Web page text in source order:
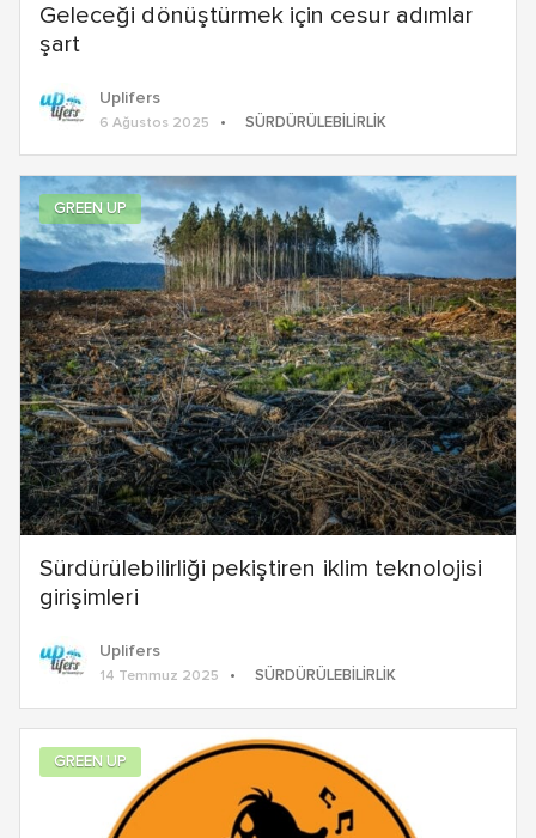
Geleceği dönüştürmek için cesur adımlar
şart
Uplifers
6 Ağustos 2025 SÜRDÜRÜLEBILIRLIK
Sürdürülebilirliği pekiştiren iklim teknolojisi
girişimleri
GREEN UP
Uplifers
14 Temmuz 2025 SÜRDÜRÜLEBILIRLIK
GREEN UP